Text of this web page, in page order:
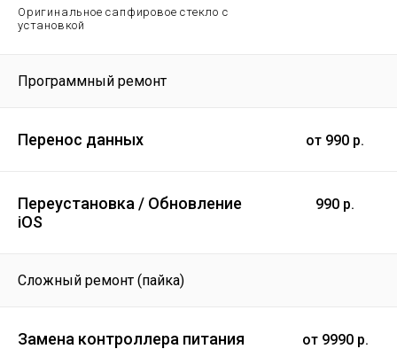
Оригинальное сапфировое стекло с
установкой
Программный ремонт
Перенос данных от 990 р.
Переустановка / Обновление
iOS
990 р.
Сложный ремонт (пайка)
Замена контроллера питания от 9990 р.